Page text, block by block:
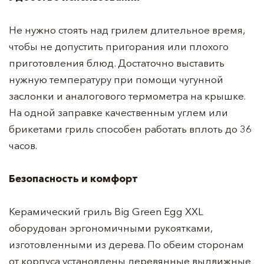
Не нужно стоять над грилем длительное время,
чтобы не допустить пригорания или плохого
приготовления блюд. Достаточно выставить
нужную температуру при помощи чугунной
заслонки и аналогового термометра на крышке.
На одной заправке качественным углем или
брикетами гриль способен работать вплоть до 36
часов.
Безопасность и комфорт
Керамический гриль Big Green Egg XXL
оборудован эргономичными рукоятками,
изготовленными из дерева. По обеим сторонам
от корпуса установлены деревянные выдвижные